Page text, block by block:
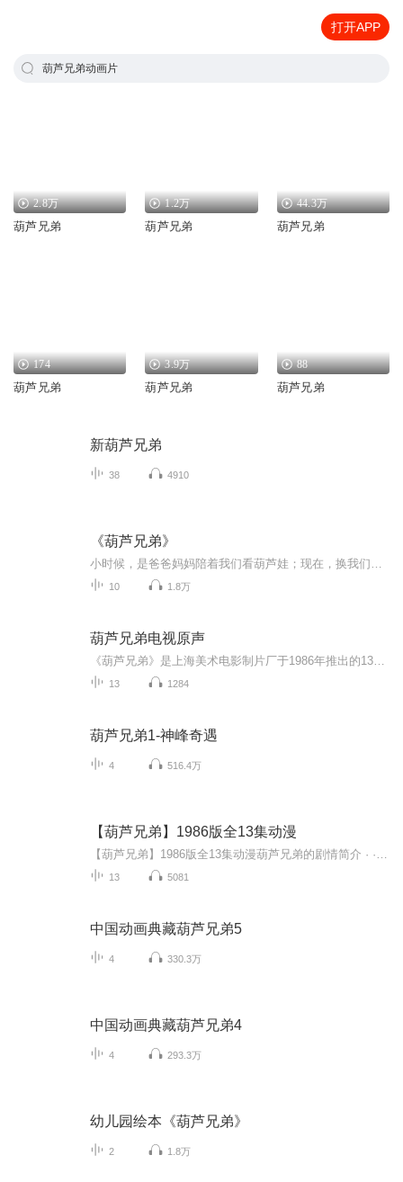
打开APP
葫芦兄弟动画片
2.8万
葫芦兄弟
1.2万
葫芦兄弟
44.3万
葫芦兄弟
174
葫芦兄弟
3.9万
葫芦兄弟
88
葫芦兄弟
新葫芦兄弟
38 4910
《葫芦兄弟》
10 1.8万
葫芦兄弟电视原声
13 1284
葫芦兄弟1-神峰奇遇
4 516.4万
【葫芦兄弟】1986版全13集动漫
13 5081
中国动画典藏葫芦兄弟5
4 330.3万
中国动画典藏葫芦兄弟4
4 293.3万
幼儿园绘本《葫芦兄弟》
2 1.8万